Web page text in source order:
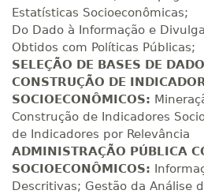
340 H 43dias 120dias
360 H 45dias 120dias
380 H 48dias 150dias
Estatísticas Socioeconômicas;
Do Dado à Informação e
Obtidos com Políticas Públicas;
SELEÇÃO DE BASES DE
CONSTRUÇÃO DE
SOCIOECONÔMICOS:
Construção de Indicadores
de Indicadores por Relevância
ADMINISTRAÇÃO PÚBLICA
SOCIOECONÔMICOS:
Descritivas; Gestão da Análise